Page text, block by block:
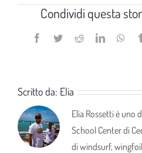
Condividi questa
Facebook
TwitterRedditLinkedIn
Scritto da: Elia
Elia Rossetti è uno
School Center di
di windsurf,